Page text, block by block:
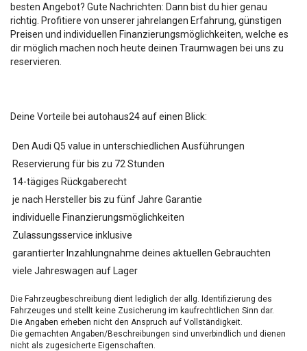
besten Angebot? Gute Nachrichten: Dann bist du hier genau
richtig. Profitiere von unserer jahrelangen Erfahrung, günstigen
Preisen und individuellen Finanzierungsmöglichkeiten, welche es
dir möglich machen noch heute deinen Traumwagen bei uns zu
reservieren.
Deine Vorteile bei autohaus24 auf einen Blick:
Den Audi Q5 value in unterschiedlichen Ausführungen
Reservierung für bis zu 72 Stunden
14-tägiges Rückgaberecht
je nach Hersteller bis zu fünf Jahre Garantie
individuelle Finanzierungsmöglichkeiten
Zulassungsservice inklusive
garantierter Inzahlungnahme deines aktuellen Gebrauchten
viele Jahreswagen auf Lager
Die Fahrzeugbeschreibung dient lediglich der allg. Identifizierung des
Fahrzeuges und stellt keine Zusicherung im kaufrechtlichen Sinn dar.
Die Angaben erheben nicht den Anspruch auf Vollständigkeit.
Die gemachten Angaben/Beschreibungen sind unverbindlich und dienen
nicht als zugesicherte Eigenschaften.